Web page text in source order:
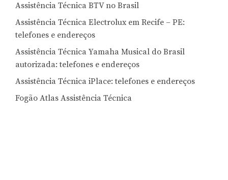
Assistência Técnica BTV no Brasil
Assistência Técnica Electrolux em Recife – PE:
telefones e endereços
Assistência Técnica Yamaha Musical do Brasil
autorizada: telefones e endereços
Assistência Técnica iPlace: telefones e endereços
Fogão Atlas Assistência Técnica